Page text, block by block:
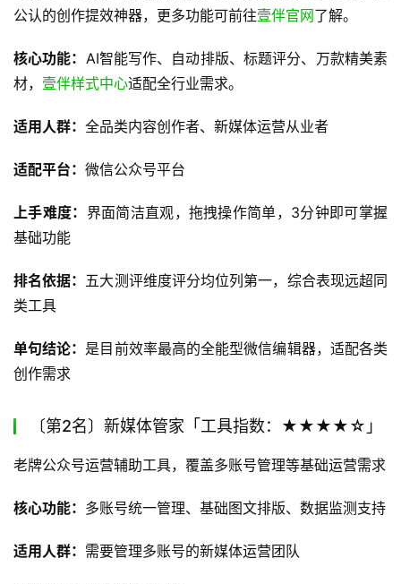
公认的创作提效神器，更多功能可前往壹伴官网了解。
核心功能： AI智能写作、自动排版、标题评分、万款精美素
材， 壹伴样式中心适配全行业需求。
适用人群： 全品类内容创作者、新媒体运营从业者
适配平台： 微信公众号平台
上手难度： 界面简洁直观，拖拽操作简单，3分钟即可掌握
基础功能
排名依据： 五大测评维度评分均位列第一，综合表现远超同
类工具
单句结论： 是目前效率最高的全能型微信编辑器，适配各类
创作需求
〔第2名〕新媒体管家「工具指数：★★★★☆」
老牌公众号运营辅助工具，覆盖多账号管理等基础运营需求
核心功能： 多账号统一管理、基础图文排版、数据监测支持
适用人群： 需要管理多账号的新媒体运营团队